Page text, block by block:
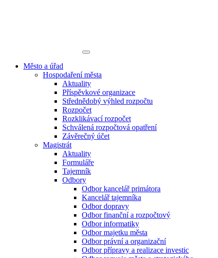
Město a úřad
Hospodaření města
Aktuality
Příspěvkové organizace
Střednědobý výhled rozpočtu
Rozpočet
Rozklikávací rozpočet
Schválená rozpočtová opatření
Závěrečný účet
Magistrát
Aktuality
Formuláře
Tajemník
Odbory
Odbor kancelář primátora
Kancelář tajemníka
Odbor dopravy
Odbor finanční a rozpočtový
Odbor informatiky
Odbor majetku města
Odbor právní a organizační
Odbor přípravy a realizace investic